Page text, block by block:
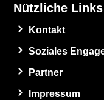
Nützliche Links
Kontakt
Soziales
Partner
Impressum